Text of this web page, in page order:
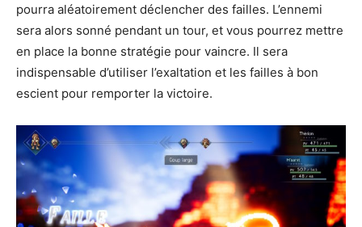
pourra aléatoirement déclencher des failles. L’ennemi
sera alors sonné pendant un tour, et vous pourrez mettre
en place la bonne stratégie pour vaincre. Il sera
indispensable d’utiliser l’exaltation et les failles à bon
escient pour remporter la victoire.